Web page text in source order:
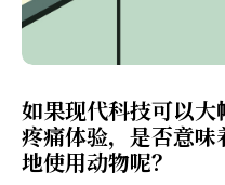
如果现代科技可以
疼痛体验，是否意
地使用动物呢？